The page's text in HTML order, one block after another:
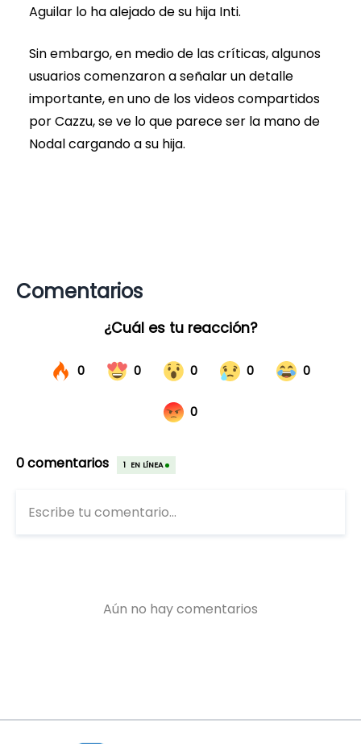
Aguilar lo ha alejado de su hija Inti.
Sin embargo, en medio de las críticas, algunos
usuarios comenzaron a señalar un detalle
importante, en uno de los videos compartidos
por Cazzu, se ve lo que parece ser la mano de
Nodal cargando a su hija.
Comentarios